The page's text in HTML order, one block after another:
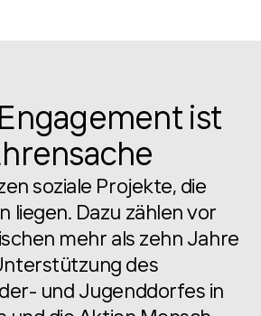
ist
soziale Projekte, die
liegen. Dazu zählen vor
mehr als zehn Jahre
des
und Jugenddorfes in